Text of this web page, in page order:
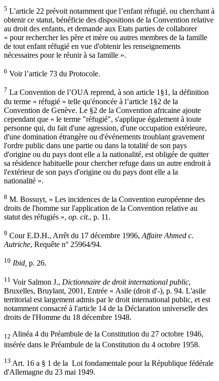
5 L'article 22 prévoit notamment que l’enfant réfugié, ou cherchant à
obtenir ce statut, bénéficie des dispositions de la Convention relative
au droit des enfants, et demande aux Etats parties de collaborer
« pour rechercher les père et mère ou autres membres de la famille
de tout enfant réfugié en vue d'obtenir les renseignements
nécessaires pour le réunir à sa famille ».
6 Voir l’article 73 du Protocole.
7 La Convention de l’OUA reprend, à son article 1§1, la définition
du terme « réfugié » telle qu'énoncée à l’article 1§2 de la
Convention de Genève. Le §2 de la Convention africaine ajoute
cependant que « le terme "réfugié", s'applique également à toute
personne qui, du fait d'une agression, d'une occupation extérieure,
d'une domination étrangère ou d'événements troublant gravement
l'ordre public dans une partie ou dans la totalité de son pays
d'origine ou du pays dont elle a la nationalité, est obligée de quitter
sa résidence habituelle pour chercher refuge dans un autre endroit à
l'extérieur de son pays d'origine ou du pays dont elle a la
nationalité ».
8 M. Bossuyt, « Les incidences de la Convention européenne des
droits de l'homme sur l'application de la Convention relative au
statut des réfugiés », op. cit., p. 11.
9 Cour E.D.H., Arrêt du 17 décembre 1996, Affaire Ahmed c.
Autriche, Requête n° 25964/94.
10 Ibid, p. 26.
11 Voir Salmon J., Dictionnaire de droit international public,
Bruxelles, Bruylant, 2001, Entrée « Asile (droit d'-), p. 94. L'asile
territorial est largement admis par le droit international public, et est
notamment consacré à l'article 14 de la Déclaration universelle des
droits de l'Homme du 18 décembre 1948.
12 Alinéa 4 du Préambule de la Constitution du 27 octobre 1946,
insérée dans le Préambule de la Constitution du 4 octobre 1958.
13 Art. 16 a § 1 de la Loi fondamentale pour la République fédérale
d'Allemagne du 23 mai 1949.